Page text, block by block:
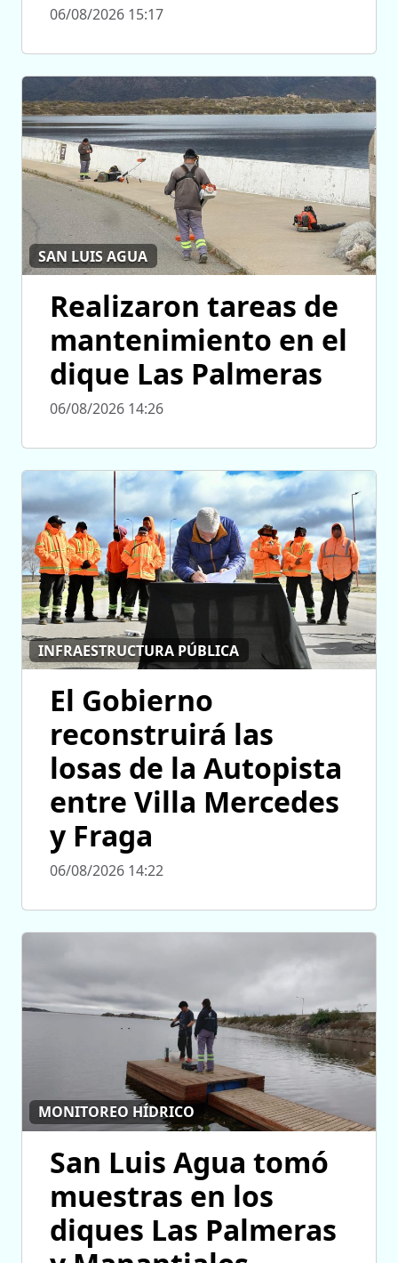
06/08/2026 15:17
SAN LUIS AGUA
Realizaron tareas de
mantenimiento en el
dique Las Palmeras
06/08/2026 14:26
INFRAESTRUCTURA PÚBLICA
El Gobierno
reconstruirá las
losas de la Autopista
entre Villa Mercedes
y Fraga
06/08/2026 14:22
MONITOREO HÍDRICO
San Luis Agua tomó
muestras en los
diques Las Palmeras